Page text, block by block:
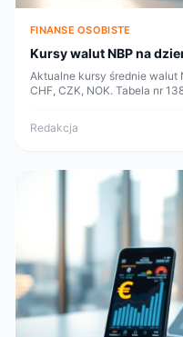
FINANSE OSOBISTE
Kursy walut NBP na
Aktualne kursy średnie walut
CHF, CZK, NOK. Tabela nr
Redakcja